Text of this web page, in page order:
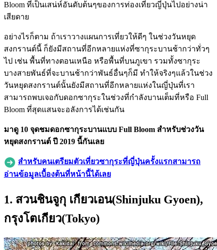
Bloom ที่เป็นเสน่ห์อันดับต้นๆของการท่องเที่ยวญี่ปุ่นไปอย่างน่า
เสียดาย
อย่างไรก็ตาม ถ้าเราวางแผนการเที่ยวให้ดีๆ ในช่วงวันหยุด
สงกรานต์นี้ ก็ยังมีสถานที่อีกหลายแห่งที่ซากุระบานช้ากว่าทั่วๆ
ไป เช่น พื้นที่ทางตอนเหนือ หรือพื้นที่บนภูเขา รวมทั้งซากุระ
บางสายพันธ์ที่จะบานช้ากว่าพันธ์อื่นๆก็มี ทำให้จริงๆแล้วในช่วง
วันหยุดสงกรานต์นั้นยังมีสถานที่อีกหลายแห่งในญี่ปุ่นที่เรา
สามารถพบเจอกับดอกซากุระในช่วงที่กำลังบานเต็มที่หรือ Full
Bloom ที่สุดแสนจะอลังการได้เช่นกัน
มาดู 10 จุดชมดอกซากุระบานแบบ Full Bloom สำหรับช่วงวัน
หยุดสงกรานต์ ปี 2019 นี้กันเลย
สำหรับคนเตรียมตัวเที่ยวซากุระที่ญี่ปุ่นครั้งแรกสามารถ
อ่านข้อมูลเบื้องต้นที่หน้านี้ได้เลย
1. สวนชินจูกุ เกียวเอน(Shinjuku Gyoen),
กรุงโตเกียว(Tokyo)